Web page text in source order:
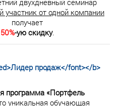
двухдневный семинар
участник от одной компании
получает
50%-ую скидку.
продаж</font></b>
программа «Портфель
уникальная обучающая